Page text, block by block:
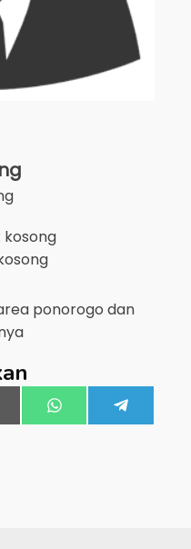
ponorogo dan
Share
on
WhatsApp
on